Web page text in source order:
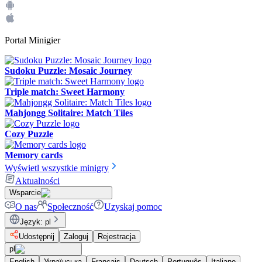
Portal Minigier
Sudoku Puzzle: Mosaic Journey
Triple match: Sweet Harmony
Mahjongg Solitaire: Match Tiles
Cozy Puzzle
Memory cards
Wyświetl wszystkie minigry
Aktualności
Wsparcie
O nas Społeczność Uzyskaj pomoc
Język: pl
Udostępnij
Zaloguj
Rejestracja
pl